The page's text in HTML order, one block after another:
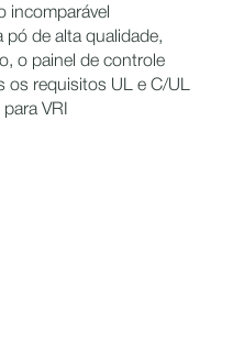
incomparável
pó de alta qualidade,
o painel de controle
os requisitos UL e C/UL
VRI